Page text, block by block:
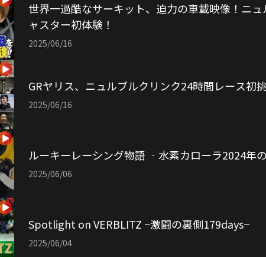
世界一過酷なサーキット、迫力の車載映像！ニ
ャスター初体験！
2025/06/16
GRヤリス、ニュルブルクリンク24時間レース初
2025/06/16
ルーキーレーシング物語 ‐水素カローラ2024年
2025/06/06
Spotlight on VERBLITZ −激闘の裏側179days−
2025/06/04